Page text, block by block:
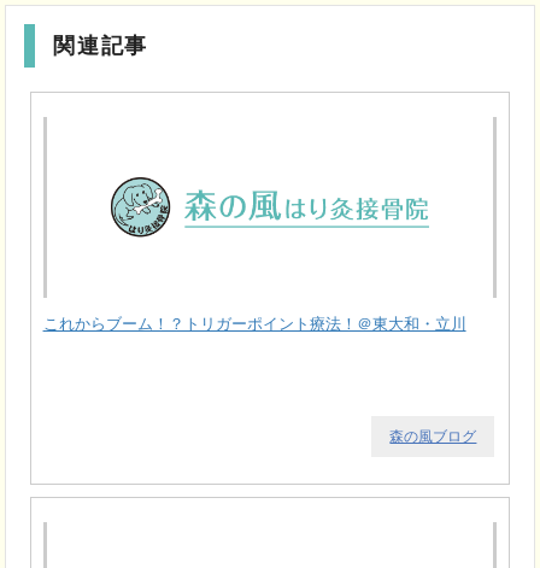
関連記事
これからブーム！？トリガーポイント療法！＠東大和・立川
森の風ブログ